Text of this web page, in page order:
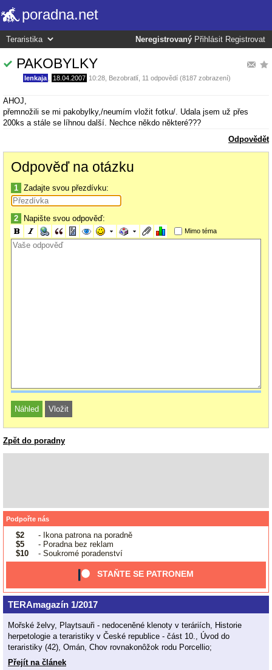
poradna.net
Neregistrovaný Přihlásit Registrovat
PAKOBYLKY
lenkaja 18.04.2007 10:28 Bezobratlí , 11 odpovědí (8187 zobrazení)
AHOJ,
přemnožili se mi pakobylky,/neumím vložit fotku/. Udala jsem už přes
200ks a stále se líhnou další. Nechce někdo některé???
Odpovědět
Odpověď na otázku
1 Zadajte svou přezdívku:
2 Napište svou odpověď:
Mimo téma
Zpět do poradny
Podpořte nás
$2
- Ikona patrona na poradně
$5
- Poradna bez reklam
$10
- Soukromé poradenství
STAŇTE SE PATRONEM
TERAmagazín 1/2017
Mořské želvy, Playtsauři - nedoceněné klenoty v teráriích, Historie
herpetologie a teraristiky v České republice - část 10., Úvod do
teraristiky (42), Omán, Chov rovnakonôžok rodu Porcellio;
Přejít na článek